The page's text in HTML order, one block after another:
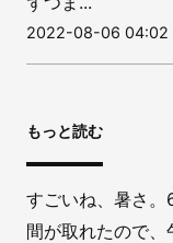
2022-08-06 04:02
もっと読む
すごいね、暑さ
間が取れたので